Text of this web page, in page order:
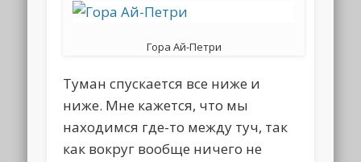
Гора Ай-Петри
Туман спускается все ниже и
ниже. Мне кажется, что мы
находимся где-то между туч, так
как вокруг вообще ничего не